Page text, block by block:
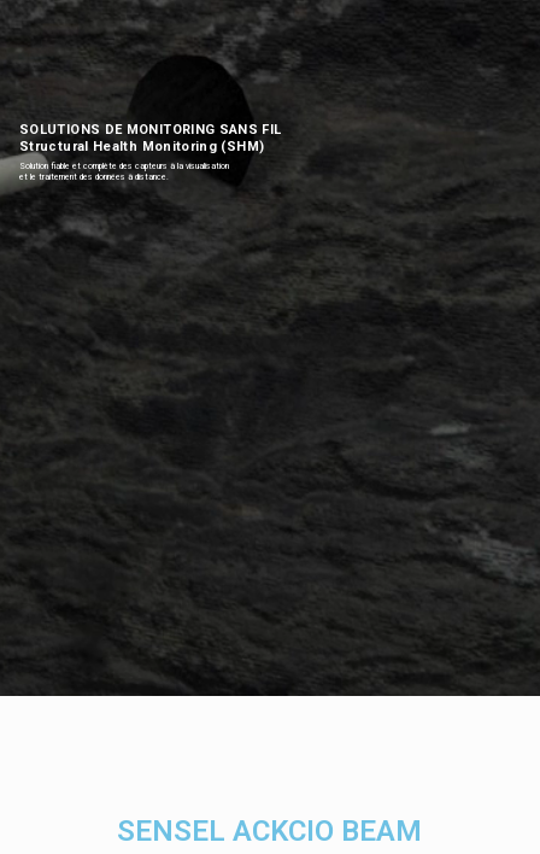
SOLUTIONS DE MONITORING SANS FIL
Structural Health Monitoring (SHM)
Solution fiable et complète des capteurs à la visualisation
et le traitement des données à distance.
SENSEL ACKCIO BEAM